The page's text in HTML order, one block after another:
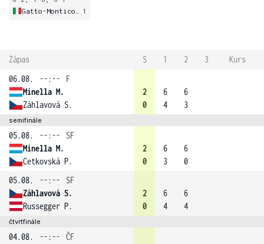
1
Zápas S 1 2 3
Kurs
06.08.
--:--
F
Minella M.
Záhlavová S.
2
0
6
4
6
3
semifinále
05.08. --:--
SF
Minella M.
Cetkovská P.
2
0
6
3
6
0
05.08.
--:--
SF
Záhlavová S.
Russegger P.
2
0
6
4
6
4
čtvrtfinále
04.08. --:--
ČF